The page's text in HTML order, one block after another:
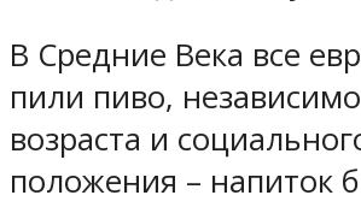
В Средние Века все
пили пиво,
возраста и
положения – напиток